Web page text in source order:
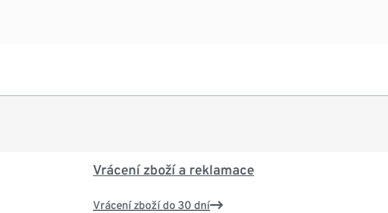
Vrácení zboží a reklamace
Vrácení zboží do 30 dní